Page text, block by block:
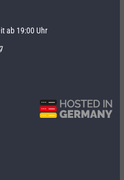
ab 19:00 Uhr